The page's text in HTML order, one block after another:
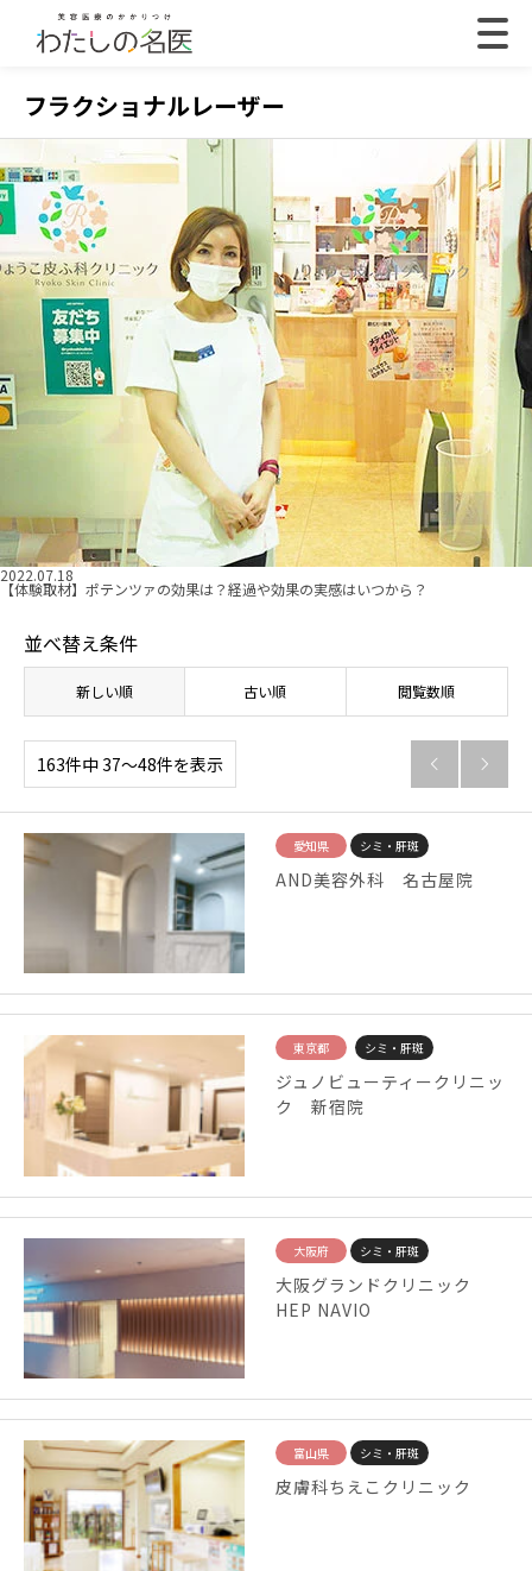
フラクショナルレーザー
2022.07.18
【体験取材】ポテンツァの効果は？経過や効果の実感はいつから？
並べ替え条件
新しい順 古い順 閲覧数順
163件中 37〜48件を表示  
愛知県 シミ・肝斑
AND美容外科 名古屋院
東京都 シミ・肝斑
ジュノビューティークリニッ
ク 新宿院
大阪府 シミ・肝斑
大阪グランドクリニック
HEP NAVIO
富山県 シミ・肝斑
皮膚科ちえこクリニック